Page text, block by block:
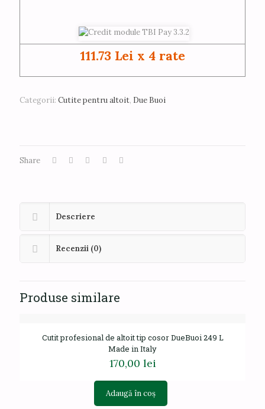
111.73 Lei x 4 rate
Categorii: Cutite pentru altoit, Due Buoi
Share
Descriere
Recenzii (0)
Produse similare
Cutit profesional de altoit tip cosor DueBuoi 249 L
Made in Italy
170,00 lei
Adaugă în coș